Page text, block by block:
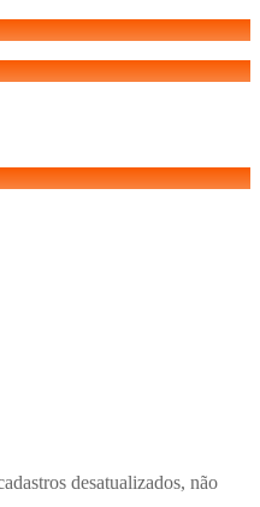
desatualizados, não